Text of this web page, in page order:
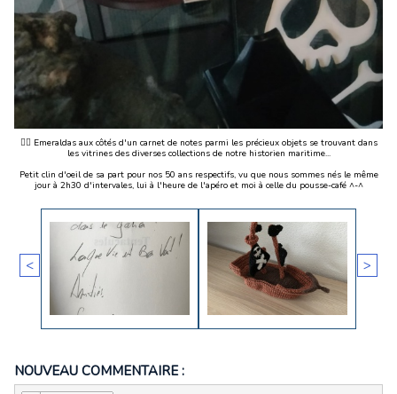
🏴‍☠️ Emeraldas aux côtés d'un carnet de notes parmi les précieux objets se trouvant dans
les vitrines des diverses collections de notre historien maritime...
Petit clin d'oeil de sa part pour nos 50 ans respectifs, vu que nous sommes nés le même
jour à 2h30 d'intervales, lui à l'heure de l'apéro et moi à celle du pousse-café ^-^
< >
NOUVEAU COMMENTAIRE :